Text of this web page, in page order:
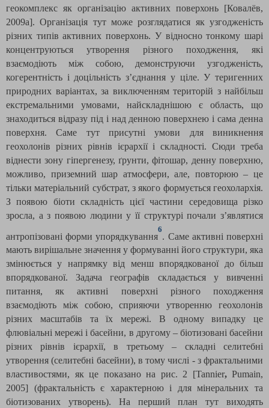
геокомплекс як організацію активних поверхонь [Ковалёв,
2009а]. Організація тут може розглядатися як узгодженість
різних типів активних поверхонь. У відносно тонкому шарі
концентруються утворення різного походження, які
взаємодіють між собою, демонструючи узгодженість,
когерентність і доцільність з’єднання у ціле. У теригенних
природних варіантах, за виключенням територій з найбільш
екстремальними умовами, найскладнішою є область, що
знаходиться відразу під і над денною поверхнею і сама денна
поверхня. Саме тут присутні умови для виникнення
геохолонів різних рівнів ієрархії і складності. Сюди треба
віднести зону гіпергенезу, ґрунти, фітошар, денну поверхню,
можливо, приземний шар атмосфери, але, повторюю – це
тільки матеріальний субстрат, з якого формується геохолархія.
З появою біоти складність цієї частини середовища різко
зросла, а з появою людини у її структурі почали з’являтися
антропізовані форми упорядкування
6
. Саме активні поверхні
мають вирішальне значення у формуванні його структури, яка
змінюється у напрямку від менш впорядкованої до більш
впорядкованої. Задача географів складається у вивченні
питання, як активні поверхні різного походження
взаємодіють між собою, сприяючи утворенню геохолонів
різних масштабів та їх мережі. В одному випадку це
флювіальні мережі і басейни, в другому – біотизовані басейни
різних рівнів ієрархії, в третьому – складні селитебні
утворення (селитебні басейни), в тому числі - з фрактальними
властивостями, як це показано на рис. 2 [Tannier, Pumain,
2005] (фрактальність є характерною і для мінеральних та
біотизованих утворень). На перший план тут виходять